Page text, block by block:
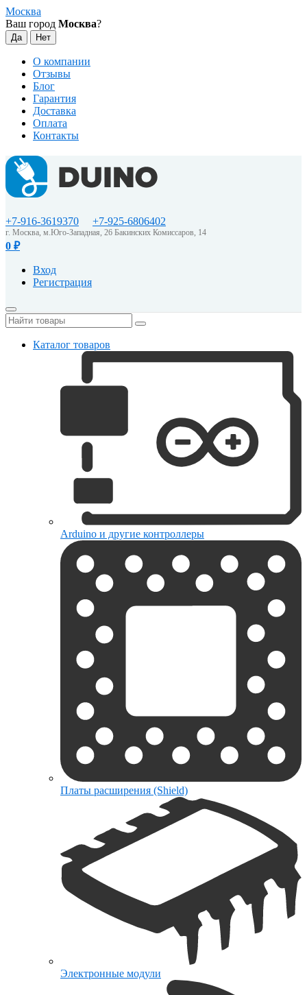
Москва
Ваш город Москва?
О компании
Отзывы
Блог
Гарантия
Доставка
Оплата
Контакты
+7-916-3619370 +7-925-6806402
г. Москва, м.Юго-Западная, 26 Бакинских Комиссаров, 14
0 ₽
Вход
Регистрация
Каталог товаров
Arduino и другие контроллеры
Платы расширения (Shield)
Электронные модули